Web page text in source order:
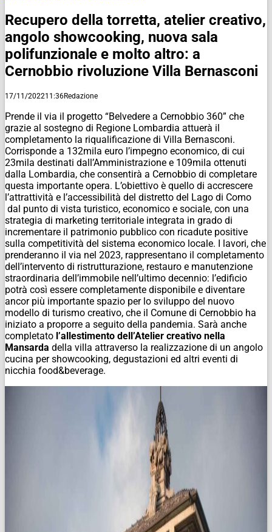
Recupero della torretta, atelier creativo,
angolo showcooking, nuova sala
polifunzionale e molto altro: a
Cernobbio rivoluzione Villa Bernasconi
17/11/202211:36Redazione
Prende il via il progetto “Belvedere a Cernobbio 360” che
grazie al sostegno di Regione Lombardia attuerà il
completamento la riqualificazione di Villa Bernasconi.
Corrisponde a 132mila euro l’impegno economico, di cui
23mila destinati dall’Amministrazione e 109mila ottenuti
dalla Lombardia, che consentirà a Cernobbio di completare
questa importante opera. L’obiettivo è quello di accrescere
l’attrattività e l’accessibilità del distretto del Lago di Como
dal punto di vista turistico, economico e sociale, con una
strategia di marketing territoriale integrata in grado di
incrementare il patrimonio pubblico con ricadute positive
sulla competitività del sistema economico locale. I lavori, che
prenderanno il via nel 2023, rappresentano il completamento
dell’intervento di ristrutturazione, restauro e manutenzione
straordinaria dell’immobile nell’ultimo decennio: l’edificio
potrà così essere completamente disponibile e diventare
ancor più importante spazio per lo sviluppo del nuovo
modello di turismo creativo, che il Comune di Cernobbio ha
iniziato a proporre a seguito della pandemia. Sarà anche
completato l’allestimento dell’Atelier creativo nella
Mansarda della villa attraverso la realizzazione di un angolo
cucina per showcooking, degustazioni ed altri eventi di
nicchia food&beverage.